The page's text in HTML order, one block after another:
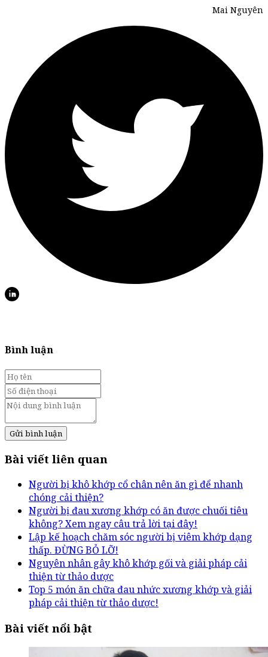
Mai Nguyên
Bình luận
Gửi bình luận
Bài viết liên quan
Người bị khô khớp cổ chân nên ăn gì để nhanh
chóng cải thiện?
Người bị đau xương khớp có ăn được chuối tiêu
không? Xem ngay câu trả lời tại đây!
Lập kế hoạch chăm sóc người bị viêm khớp dạng
thấp. ĐỪNG BỎ LỠ!
Nguyên nhân gây khô khớp gối và giải pháp cải
thiện từ thảo dược
Top 5 món ăn chữa đau nhức xương khớp và giải
pháp cải thiện từ thảo dược!
Bài viết nổi bật